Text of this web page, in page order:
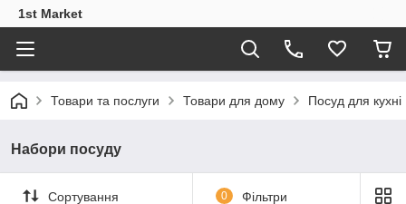
1st Market
Товари та послуги Товари для дому Посуд для кухні
Набори посуду
Сортування 0 Фільтри